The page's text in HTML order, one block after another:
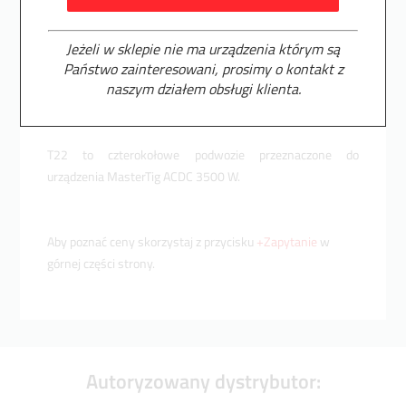
Dane techniczne
Poznaj warunki zakupu
T22 to czterokołowe podwozie przeznaczone do
urządzenia MasterTig ACDC 3500 W.
Aby poznać ceny skorzystaj z przycisku +Zapytanie w
górnej części strony.
Autoryzowany dystrybutor:
Jeżeli w sklepie nie ma produktu którym jesteś
zainteresowany, prosimy o kontakt z naszym
działem obsługi klienta.
Jeżeli w sklepie nie ma urządzenia którym są
Państwo zainteresowani, prosimy o kontakt z
naszym działem obsługi klienta.